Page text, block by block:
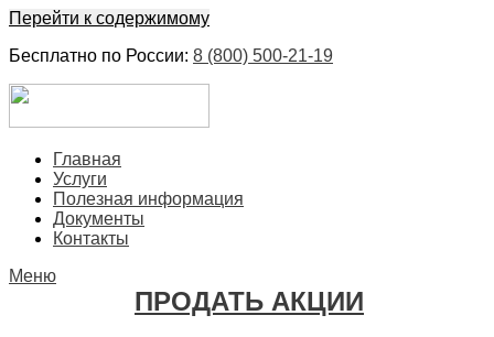
Перейти к содержимому
Бесплатно по России: 8 (800) 500-21-19
БыстроГлавная
Услуги
Полезная информация
Документы
Контакты
Меню
ПРОДАТЬ АКЦИИ